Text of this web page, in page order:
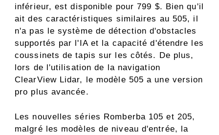
inférieur, est disponible pour 799 $. Bien qu'il
ait des caractéristiques similaires au 505, il
n'a pas le système de détection d'obstacles
supportés par l'IA et la capacité d'étendre les
coussinets de tapis sur les côtés. De plus,
lors de l'utilisation de la navigation
ClearView Lidar, le modèle 505 a une version
pro plus avancée.
Les nouvelles séries Romberba 105 et 205,
malgré les modèles de niveau d'entrée, la